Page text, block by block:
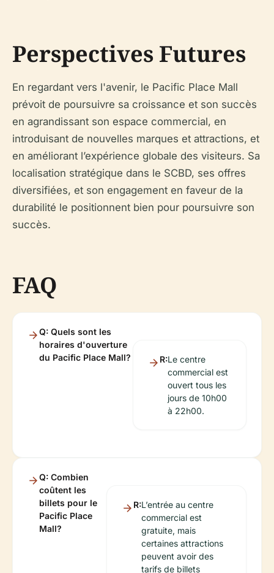
Perspectives Futures
En regardant vers l'avenir, le Pacific Place Mall
prévoit de poursuivre sa croissance et son succès
en agrandissant son espace commercial, en
introduisant de nouvelles marques et attractions, et
en améliorant l’expérience globale des visiteurs. Sa
localisation stratégique dans le SCBD, ses offres
diversifiées, et son engagement en faveur de la
durabilité le positionnent bien pour poursuivre son
succès.
FAQ
Q: Quels sont les
horaires d'ouverture
du Pacific Place Mall?
R:Le centre
commercial est
ouvert tous les
jours de 10h00
à 22h00.
Q: Combien
coûtent les
billets pour le
Pacific Place
Mall?
R:L’entrée au centre
commercial est
gratuite, mais
certaines attractions
peuvent avoir des
tarifs de billets